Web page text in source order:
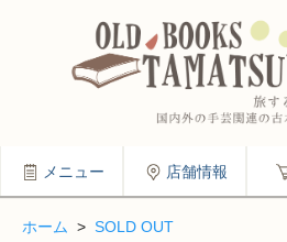
メニュー 店舗情報
ホーム > SOLD OUT